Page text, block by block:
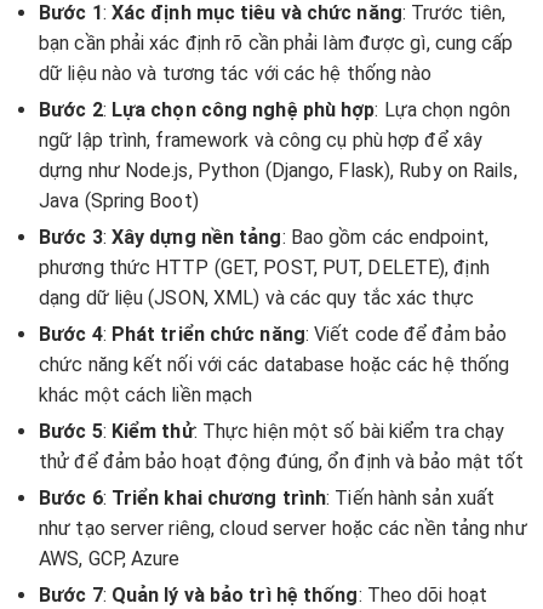
Bước 1: Xác định mục tiêu và chức năng: Trước tiên,
bạn cần phải xác định rõ cần phải làm được gì, cung cấp
dữ liệu nào và tương tác với các hệ thống nào
Bước 2: Lựa chọn công nghệ phù hợp: Lựa chọn ngôn
ngữ lập trình, framework và công cụ phù hợp để xây
dựng như Node.js, Python (Django, Flask), Ruby on Rails,
Java (Spring Boot)
Bước 3: Xây dựng nền tảng: Bao gồm các endpoint,
phương thức HTTP (GET, POST, PUT, DELETE), định
dạng dữ liệu (JSON, XML) và các quy tắc xác thực
Bước 4: Phát triển chức năng: Viết code để đảm bảo
chức năng kết nối với các database hoặc các hệ thống
khác một cách liền mạch
Bước 5: Kiểm thử: Thực hiện một số bài kiểm tra chạy
thử để đảm bảo hoạt động đúng, ổn định và bảo mật tốt
Bước 6: Triển khai chương trình: Tiến hành sản xuất
như tạo server riêng, cloud server hoặc các nền tảng như
AWS, GCP, Azure
Bước 7: Quản lý và bảo trì hệ thống: Theo dõi hoạt